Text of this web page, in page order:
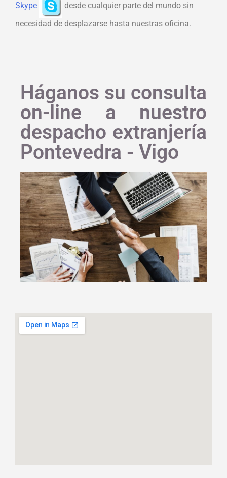
Skype
desde cualquier parte del mundo sin
necesidad de desplazarse hasta nuestras oficina.
Háganos su consulta
on-line a nuestro
despacho extranjería
Pontevedra - Vigo